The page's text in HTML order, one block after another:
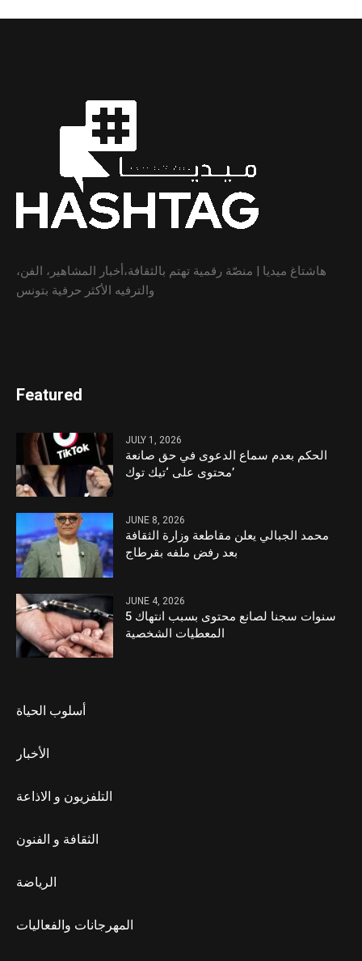
هاشتاغ ميديا | منصّة رقمية تهتم بالثقافة،أخبار المشاهير، الفن،
والترفيه الأكثر حرفية بتونس
Featured
JULY 1, 2026
الحكم بعدم سماع الدعوى في حق صانعة
محتوى على ‘تيك توك’
JUNE 8, 2026
محمد الجبالي يعلن مقاطعة وزارة الثقافة
بعد رفض ملفه بقرطاج
JUNE 4, 2026
5 سنوات سجنا لصانع محتوى بسبب انتهاك
المعطيات الشخصية
أسلوب الحياة
الأخبار
التلفزيون و الاذاعة
الثقافة و الفنون
الرياضة
المهرجانات والفعاليات